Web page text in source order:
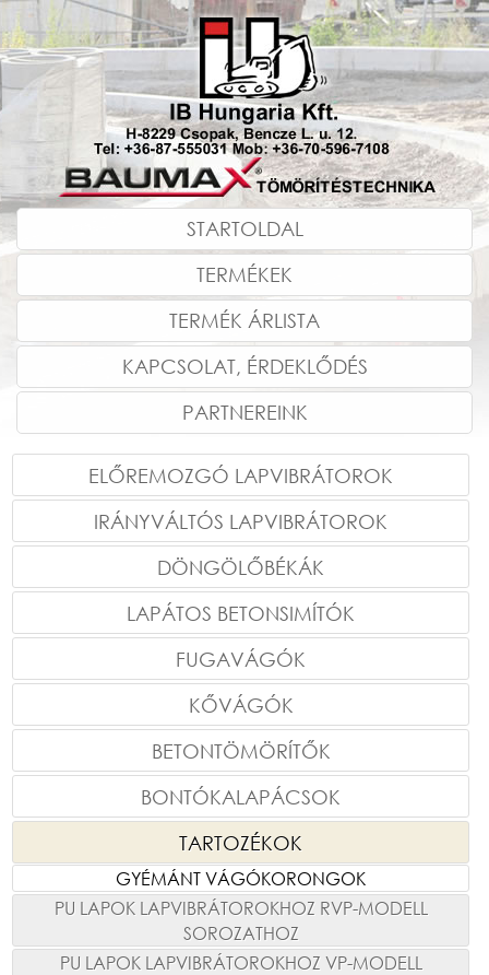
STARTOLDAL
TERMÉKEK
TERMÉK ÁRLISTA
KAPCSOLAT, ÉRDEKLŐDÉS
PARTNEREINK
ELŐREMOZGÓ LAPVIBRÁTOROK
IRÁNYVÁLTÓS LAPVIBRÁTOROK
DÖNGÖLŐBÉKÁK
LAPÁTOS BETONSIMÍTÓK
FUGAVÁGÓK
KŐVÁGÓK
BETONTÖMÖRÍTŐK
BONTÓKALAPÁCSOK
TARTOZÉKOK
GYÉMÁNT VÁGÓKORONGOK
PU LAPOK LAPVIBRÁTOROKHOZ RVP-MODELL
SOROZATHOZ
PU LAPOK LAPVIBRÁTOROKHOZ VP-MODELL